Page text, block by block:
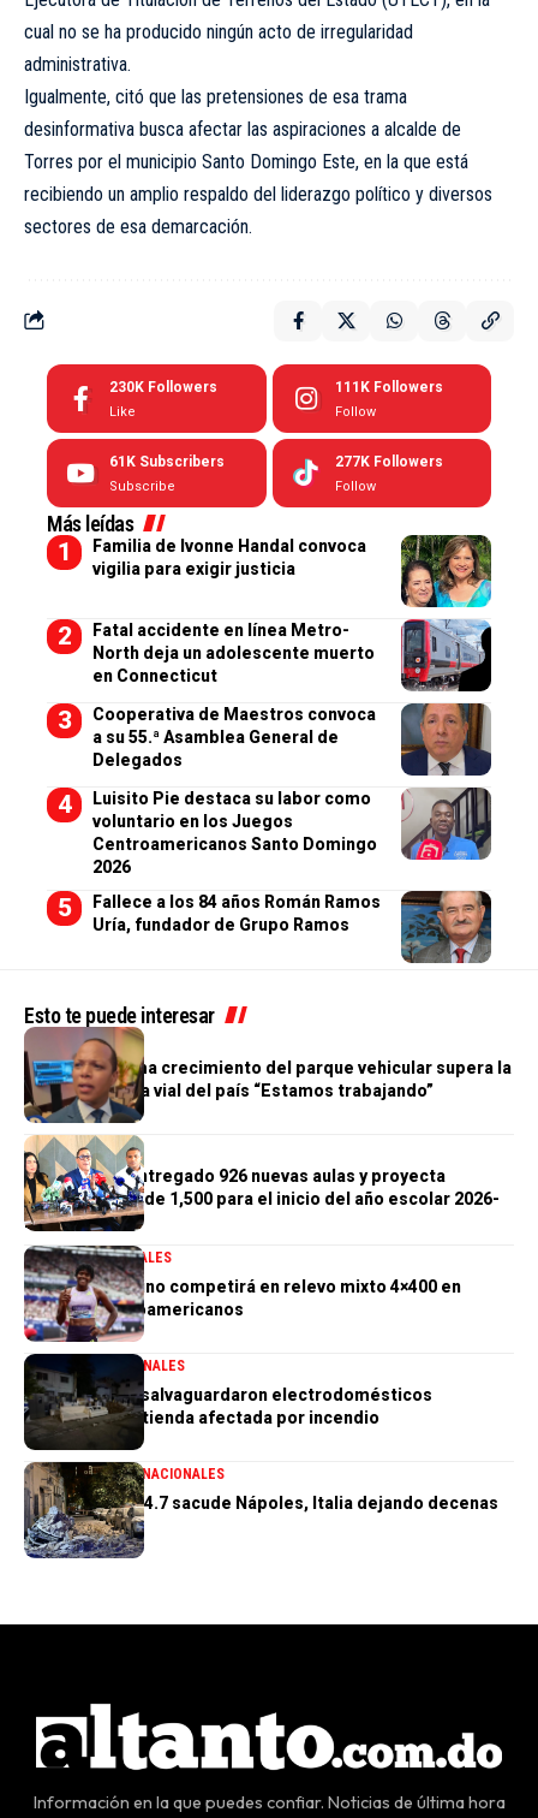
cual no se ha producido ningún acto de irregularidad
administrativa.
Igualmente, citó que las pretensiones de esa trama
desinformativa busca afectar las aspiraciones a alcalde de
Torres por el municipio Santo Domingo Este, en la que está
recibiendo un amplio respaldo del liderazgo político y diversos
sectores de esa demarcación.
230K Followers
Like
111K Followers
Follow
61K Subscribers
Subscribe
277K Followers
Follow
Más leídas
Familia de Ivonne Handal convoca
vigilia para exigir justicia
Fatal accidente en línea Metro-
North deja un adolescente muerto
en Connecticut
Cooperativa de Maestros convoca
a su 55.ª Asamblea General de
Delegados
Luisito Pie destaca su labor como
voluntario en los Juegos
Centroamericanos Santo Domingo
2026
Fallece a los 84 años Román Ramos
Uría, fundador de Grupo Ramos
Esto te puede interesar
GENERALES
Morrison afirma crecimiento del parque vehicular supera la
infraestructura vial del país “Estamos trabajando”
GENERALES
Gobierno ha entregado 926 nuevas aulas y proyecta
alcanzar meta de 1,500 para el inicio del año escolar 2026-
2027
DEPORTESGENERALES
Marileidy Paulino competirá en relevo mixto 4×400 en
Juegos Centroamericanos
GENERALES NACIONALES
PN aclara que salvaguardaron electrodomésticos
sustraídos de tienda afectada por incendio
GENERALESINTERNACIONALES
Terremoto de 4.7 sacude Nápoles, Italia dejando decenas
de heridos
Información en la que puedes confiar. Noticias de última hora